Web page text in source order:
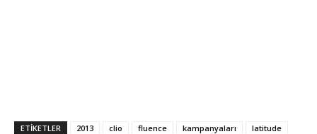
ETIKETLER 2013 clio fluence kampanyaları
latitude